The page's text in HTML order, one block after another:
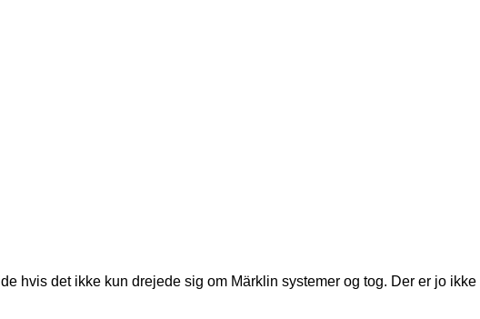
hvis det ikke kun drejede sig om Märklin systemer og tog. Der er jo